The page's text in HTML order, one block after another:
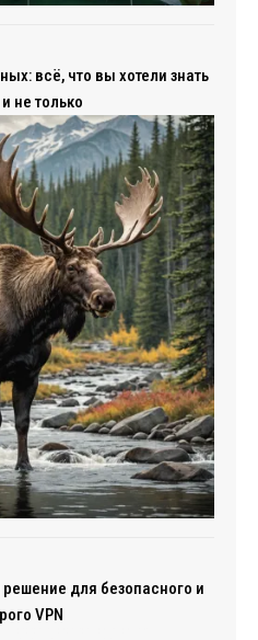
всё, что вы хотели знать
не только
для безопасного и
VPN